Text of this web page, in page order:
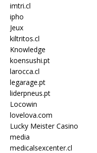
imtri.cl
ipho
Jeux
kiltritos.cl
Knowledge
koensushi.pt
larocca.cl
legarage.pt
liderpneus.pt
Locowin
lovelova.com
Lucky Meister Casino
media
medicalsexcenter.cl